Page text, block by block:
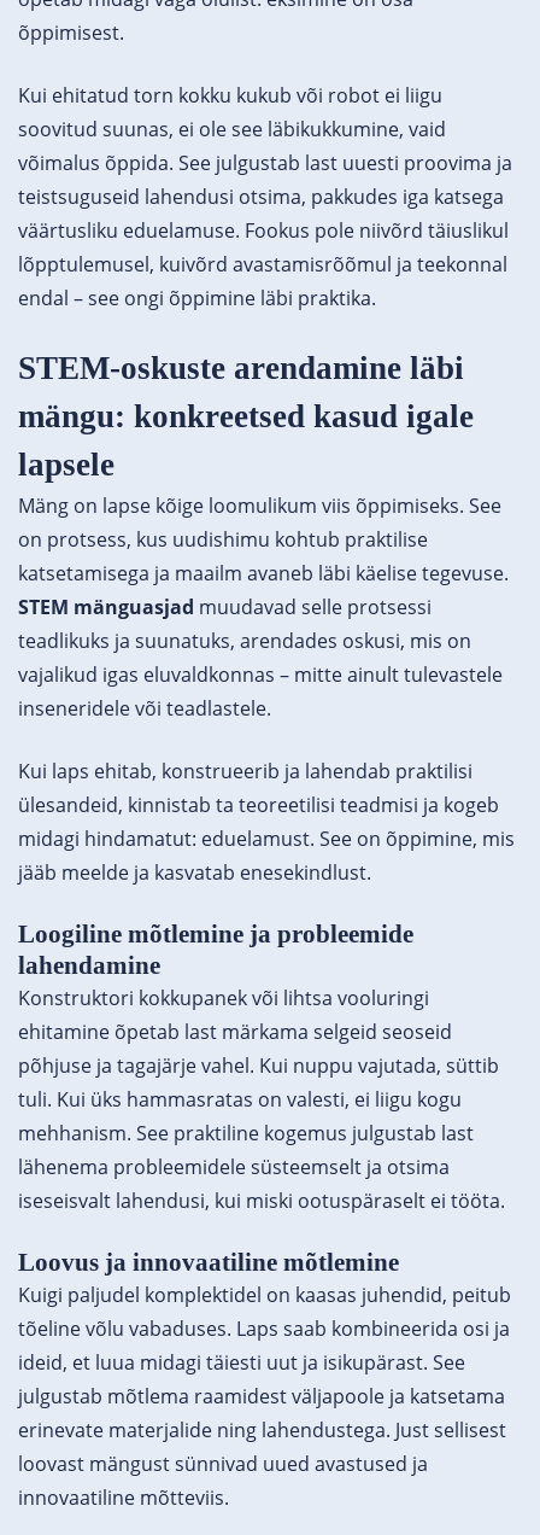
õppimisest.
Kui ehitatud torn kokku kukub või robot ei liigu
soovitud suunas, ei ole see läbikukkumine, vaid
võimalus õppida. See julgustab last uuesti proovima ja
teistsuguseid lahendusi otsima, pakkudes iga katsega
väärtusliku eduelamuse. Fookus pole niivõrd täiuslikul
lõpptulemusel, kuivõrd avastamisrõõmul ja teekonnal
endal – see ongi õppimine läbi praktika.
STEM-oskuste arendamine läbi
mängu: konkreetsed kasud igale
lapsele
Mäng on lapse kõige loomulikum viis õppimiseks. See
on protsess, kus uudishimu kohtub praktilise
katsetamisega ja maailm avaneb läbi käelise tegevuse.
STEM mänguasjad muudavad selle protsessi
teadlikuks ja suunatuks, arendades oskusi, mis on
vajalikud igas eluvaldkonnas – mitte ainult tulevastele
inseneridele või teadlastele.
Kui laps ehitab, konstrueerib ja lahendab praktilisi
ülesandeid, kinnistab ta teoreetilisi teadmisi ja kogeb
midagi hindamatut: eduelamust. See on õppimine, mis
jääb meelde ja kasvatab enesekindlust.
Loogiline mõtlemine ja probleemide
lahendamine
Konstruktori kokkupanek või lihtsa vooluringi
ehitamine õpetab last märkama selgeid seoseid
põhjuse ja tagajärje vahel. Kui nuppu vajutada, süttib
tuli. Kui üks hammasratas on valesti, ei liigu kogu
mehhanism. See praktiline kogemus julgustab last
lähenema probleemidele süsteemselt ja otsima
iseseisvalt lahendusi, kui miski ootuspäraselt ei tööta.
Loovus ja innovaatiline mõtlemine
Kuigi paljudel komplektidel on kaasas juhendid, peitub
tõeline võlu vabaduses. Laps saab kombineerida osi ja
ideid, et luua midagi täiesti uut ja isikupärast. See
julgustab mõtlema raamidest väljapoole ja katsetama
erinevate materjalide ning lahendustega. Just sellisest
loovast mängust sünnivad uued avastused ja
innovaatiline mõtteviis.